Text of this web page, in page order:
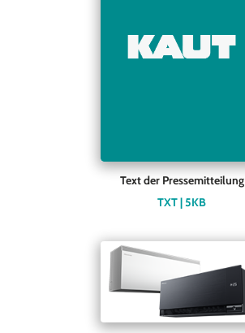
Text der Pressemitteilung
TXT | 5KB